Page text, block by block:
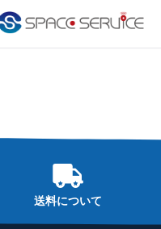
送料について